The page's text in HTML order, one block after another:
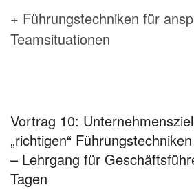
+ Führungstechniken für
Teamsituationen
Vortrag 10:
„richtigen“
– Lehrgang für
Tagen